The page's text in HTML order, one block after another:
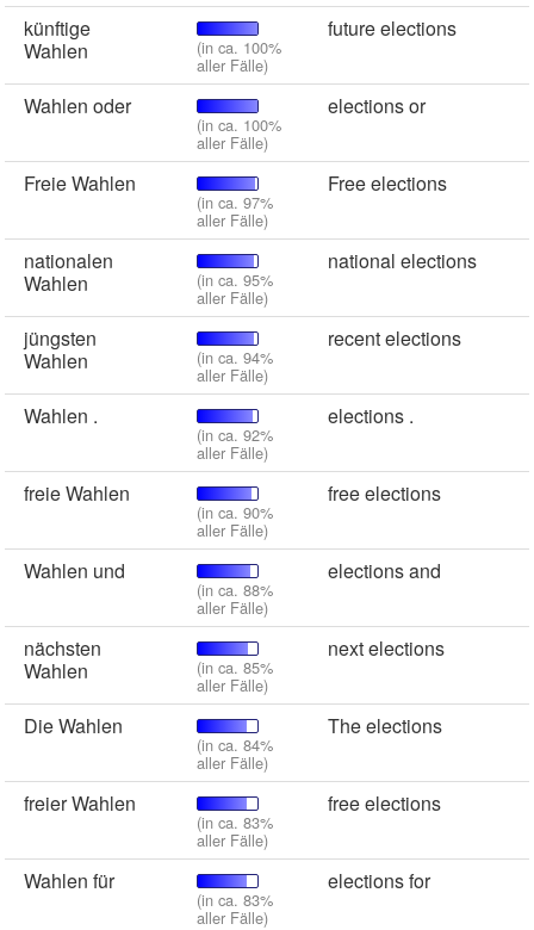
künftige
Wahlen
(in ca. 100%
aller Fälle)
future elections
Wahlen oder
(in ca. 100%
aller Fälle)
elections or
Freie Wahlen
(in ca. 97%
aller Fälle)
Free elections
nationalen
Wahlen
(in ca. 95%
aller Fälle)
national elections
jüngsten
Wahlen
(in ca. 94%
aller Fälle)
recent elections
Wahlen .
(in ca. 92%
aller Fälle)
elections .
freie Wahlen
(in ca. 90%
aller Fälle)
free elections
Wahlen und
(in ca. 88%
aller Fälle)
elections and
nächsten
Wahlen
(in ca. 85%
aller Fälle)
next elections
Die Wahlen
(in ca. 84%
aller Fälle)
The elections
freier Wahlen
(in ca. 83%
aller Fälle)
free elections
Wahlen für
(in ca. 83%
aller Fälle)
elections for